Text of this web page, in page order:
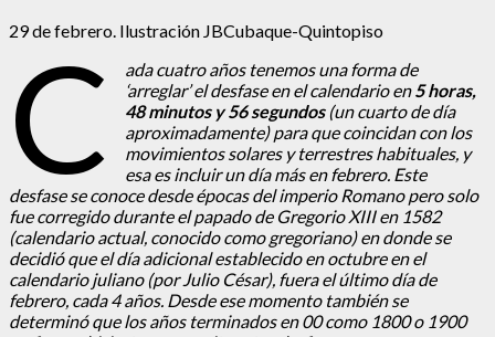
29 de febrero. Ilustración JBCubaque-Quintopiso
C
ada cuatro años tenemos una forma de
‘arreglar’ el desfase en el calendario en5 horas,
48 minutos y 56 segundos(un cuarto de día
aproximadamente) para que coincidan con los
movimientos solares y terrestres habituales, y
esa es incluir un día más en febrero. Este
desfase se conoce desde épocas del imperio Romano pero solo
fue corregido durante el papado de Gregorio XIII en 1582
(calendario actual, conocido como gregoriano) en donde se
decidió que el día adicional establecidoen octubreen el
calendario juliano (por Julio César), fuera el último día de
febrero, cada 4 años. Desde ese momento también se
determinó que los años terminados en 00 como 1800 o 1900